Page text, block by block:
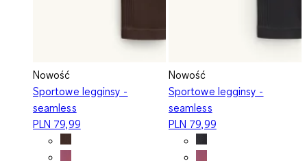
Nowość
Sportowe legginsy -
seamless
PLN 79,99
Nowość
Sportowe legginsy -
seamless
PLN 79,99